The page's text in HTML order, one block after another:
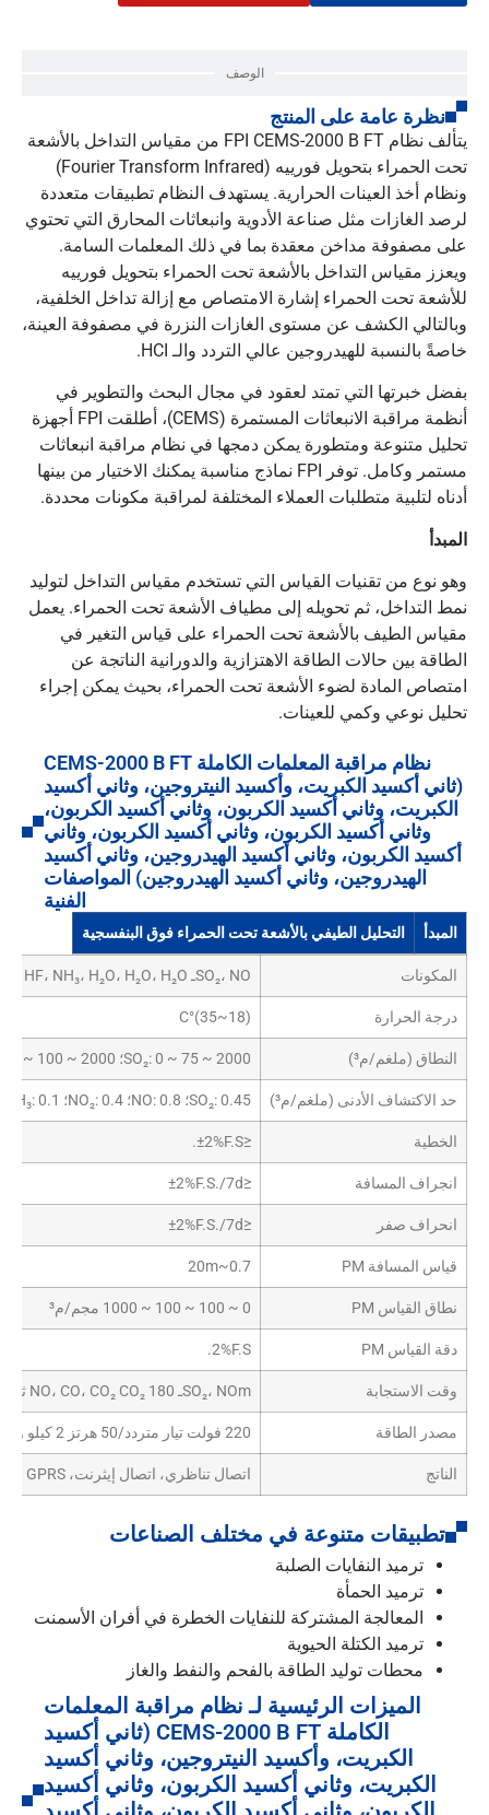
الوصف
نظرة عامة على المنتج
يتألف نظام FPI CEMS-2000 B FT من مقياس التداخل بالأشعة
تحت الحمراء بتحويل فورييه (Fourier Transform Infrared)
ونظام أخذ العينات الحرارية. يستهدف النظام تطبيقات متعددة
لرصد الغازات مثل صناعة الأدوية وانبعاثات المحارق التي تحتوي
على مصفوفة مداخن معقدة بما في ذلك المعلمات السامة.
ويعزز مقياس التداخل بالأشعة تحت الحمراء بتحويل فورييه
للأشعة تحت الحمراء إشارة الامتصاص مع إزالة تداخل الخلفية،
وبالتالي الكشف عن مستوى الغازات النزرة في مصفوفة العينة،
خاصةً بالنسبة للهيدروجين عالي التردد والـ HCI.
بفضل خبرتها التي تمتد لعقود في مجال البحث والتطوير في
أنظمة مراقبة الانبعاثات المستمرة (CEMS)، أطلقت FPI أجهزة
تحليل متنوعة ومتطورة يمكن دمجها في نظام مراقبة انبعاثات
مستمر وكامل. توفر FPI نماذج مناسبة يمكنك الاختيار من بينها
أدناه لتلبية متطلبات العملاء المختلفة لمراقبة مكونات محددة.
المبدأ
وهو نوع من تقنيات القياس التي تستخدم مقياس التداخل لتوليد
نمط التداخل، ثم تحويله إلى مطياف الأشعة تحت الحمراء. يعمل
مقياس الطيف بالأشعة تحت الحمراء على قياس التغير في
الطاقة بين حالات الطاقة الاهتزازية والدورانية الناتجة عن
امتصاص المادة لضوء الأشعة تحت الحمراء، بحيث يمكن إجراء
تحليل نوعي وكمي للعينات.
نظام مراقبة المعلمات الكاملة CEMS-2000 B FT
(ثاني أكسيد الكبريت، وأكسيد النيتروجين، وثاني أكسيد
الكبريت، وثاني أكسيد الكربون، وثاني أكسيد الكربون،
وثاني أكسيد الكربون، وثاني أكسيد الكربون، وثاني
أكسيد الكربون، وثاني أكسيد الهيدروجين، وثاني أكسيد
الهيدروجين، وثاني أكسيد الهيدروجين) المواصفات
الفنية
المبدأ التحليل الطيفي بالأشعة تحت الحمراء فوق البنفسجية
المكونات SO₂، NOـ NO، O₂، CO₂، CO₂، HCl، HF، NH₃، H₂O، H₂O، H₂O، درجة الحرارة، التدفق، الضغط، الرطوبة
درجة الحرارة (18~35)°C
النطاق (ملغم/م³) SO₂: 0 ~ 75 ~ 2000؛ NO: 0 ~ 100 ~ 2000؛ NO₂: 0 ~ 50 ~ 1000؛ NOـ NOm_2093↩: 0 ~ 100 ~ 2000؛ NH₃: 0 ~ 10 ~ 50؛ HCl: 0 ~ 15 ~ 1500؛ HF: 0 ~ 10 ~ 50؛ CO: 0 ~ 75 ~ 1000؛ CO₂: 0 ~ 20%؛ H₂O: 0 ~ 40%؛ O₂: 0 ~ 25%;
حد الاكتشاف الأدنى (ملغم/م³) SO₂: 0.45؛ NO: 0.8؛ NO₂: 0.4؛ NH₃: 0.1؛ HCl: 0.35؛ HF: 0.25؛ CO: 0.2؛ CO₂: 0.025%؛ H₂O: 0.1%;
الخطية ≤±2%F.S.
انجراف المسافة ≤±2%F.S./7d
انحراف صفر ≤±2%F.S./7d
قياس المسافة PM 0.7~20m
نطاق القياس PM 0 ~ 100 ~ 100 ~ 1000 مجم/م³
دقة القياس PM 2%F.S.
وقت الاستجابة SO₂، NOmـ NO، CO، CO₂ CO₂ 180 ثانية (50 متر)؛ HCl، HF، NH₃ 300 ثانية;
مصدر الطاقة 220 فولت تيار متردد/50 هرتز 2 كيلو وات (بدون خط أخذ العينات والضاغط)
الناتج اتصال تناظري، اتصال إيثرنت، RS485، GPRS، تشغيل النظام وإيقاف تشغيله، DP (اختياري)
تطبيقات متنوعة في مختلف الصناعات
ترميد النفايات الصلبة
ترميد الحمأة
المعالجة المشتركة للنفايات الخطرة في أفران الأسمنت
ترميد الكتلة الحيوية
محطات توليد الطاقة بالفحم والنفط والغاز
الميزات الرئيسية لـ نظام مراقبة المعلمات
الكاملة CEMS-2000 B FT (ثاني أكسيد
الكبريت، وأكسيد النيتروجين، وثاني أكسيد
الكبريت، وثاني أكسيد الكربون، وثاني أكسيد